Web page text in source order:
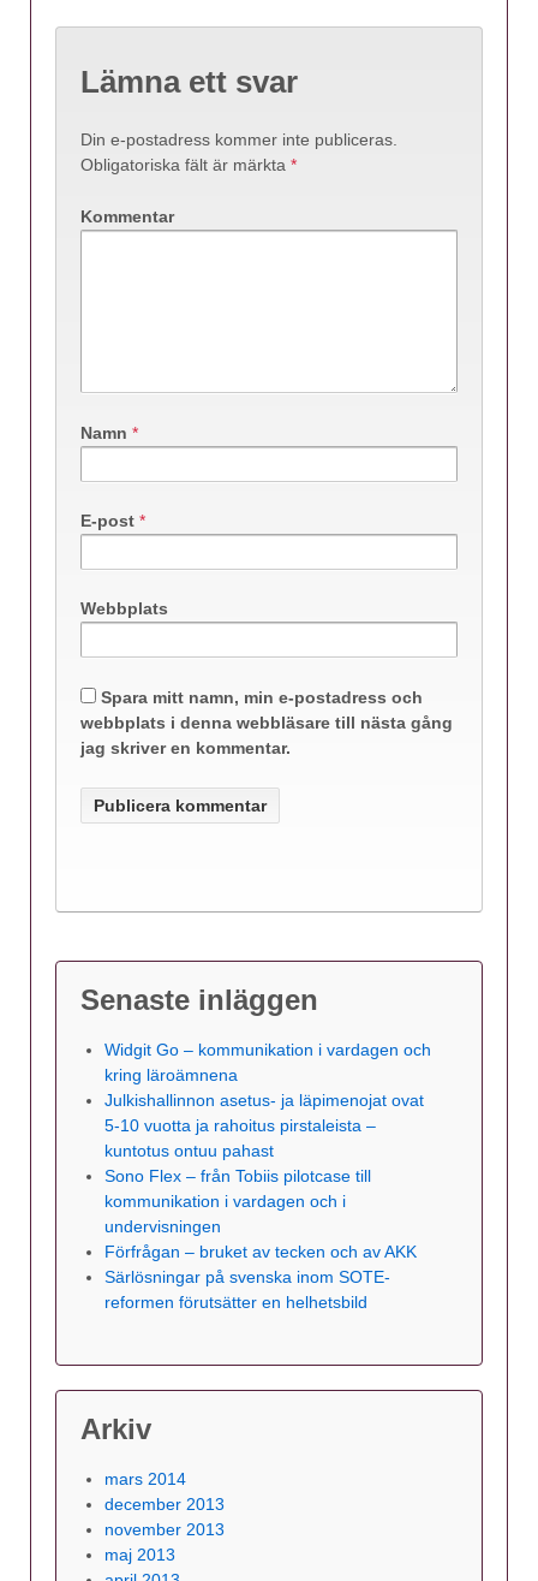
Lämna ett svar
Din e-postadress kommer inte publiceras.
Obligatoriska fält är märkta *
Kommentar
Namn *
E-post *
Webbplats
Spara mitt namn, min e-postadress och
webbplats i denna webbläsare till nästa gång
jag skriver en kommentar.
Senaste inläggen
Widgit Go – kommunikation i vardagen och
kring läroämnena
Julkishallinnon asetus- ja läpimenojat ovat
5-10 vuotta ja rahoitus pirstaleista –
kuntotus ontuu pahast
Sono Flex – från Tobiis pilotcase till
kommunikation i vardagen och i
undervisningen
Förfrågan – bruket av tecken och av AKK
Särlösningar på svenska inom SOTE-
reformen förutsätter en helhetsbild
Arkiv
mars 2014
december 2013
november 2013
maj 2013